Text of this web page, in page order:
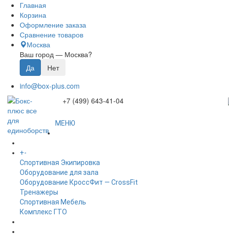
Главная
Корзина
Оформление заказа
Сравнение товаров
Москва
Ваш город — Москва?
info@box-plus.com
+7 (499) 643-41-04
МЕНЮ
+-
Спортивная Экипировка
Оборудование для зала
Оборудование КроссФит — CrossFit
Тренажеры
Спортивная Мебель
Комплекс ГТО